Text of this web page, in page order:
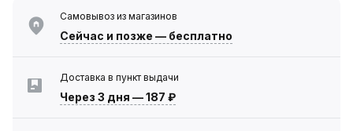
Самовывоз из магазинов
Сейчас и позже — бесплатно
Доставка в пункт выдачи
Через 3 дня —187 ₽